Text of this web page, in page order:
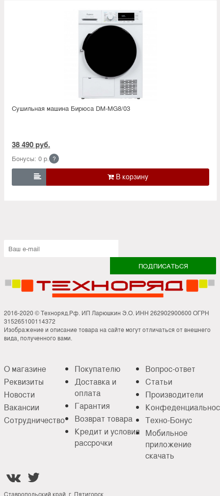
Сушильная машина Бирюса DM-MG8/03
38 490 руб.
Бонусы: 0 р. ?

2016-2020 © Техноряд.Рф. ИП Ларюшкин Э.О. ИНН 262902900600 ОГРН
315265100114372
Изображение и описание товара на сайте могут отличаться от внешнего
вида, полученного вами.
О магазине
Реквизиты
Новости
Вакансии
Сотрудничество
Покупателю
Доставка и
оплата
Гарантия
Возврат товара
Кредит и условия
рассрочки
Вопрос-ответ
Статьи
Производители
Техно-Бонус
Мобильное
приложение
скачать
 
Ставропольский край, г. Пятигорск,